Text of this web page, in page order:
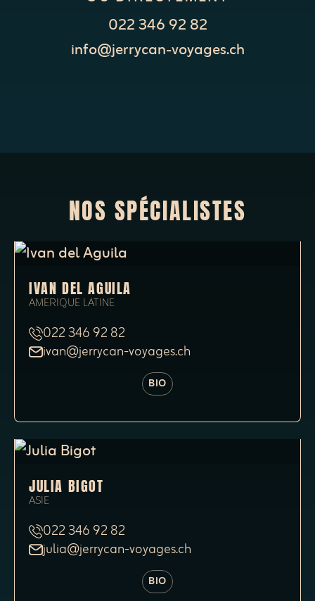
022 346 92 82
info@jerrycan-voyages.ch
NOS SPÉCIALISTES
IVAN DEL AGUILA
AMERIQUE LATINE
022 346 92 82
ivan@jerrycan-voyages.ch
BIO
JULIA BIGOT
ASIE
022 346 92 82
julia@jerrycan-voyages.ch
BIO